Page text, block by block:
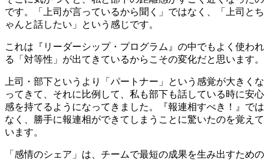
です。「上司が言っているから聞く」ではなく、「上司とち
ゃんと話したい」という感じです。
これは『リーダーシップ・プログラム』の中でもよく使われ
る「対等性」が出てきているからこその変化だと思います。
上司・部下というより「パートナー」という感覚が大きくな
ってきて、それに比例して、私も部下も話している時に安心
感を持てるようになってきました。『報連相すべき！』では
なく、勝手に報連相ができてしまうことに驚いたのを覚えて
います。
「感情のシェア」は、チームで最短の成果を生み出すための